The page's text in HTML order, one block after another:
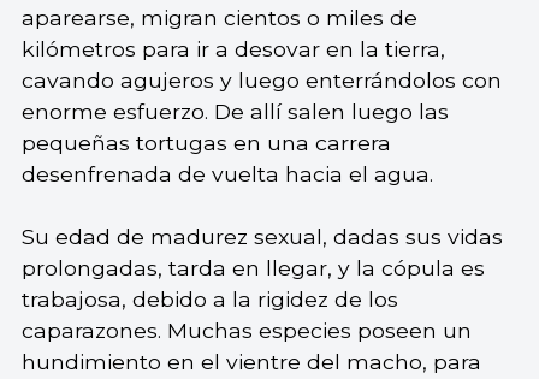
aparearse, migran cientos o miles de
kilómetros para ir a desovar en la tierra,
cavando agujeros y luego enterrándolos con
enorme esfuerzo. De allí salen luego las
pequeñas tortugas en una carrera
desenfrenada de vuelta hacia el agua.
Su edad de madurez sexual, dadas sus vidas
prolongadas, tarda en llegar, y la cópula es
trabajosa, debido a la rigidez de los
caparazones. Muchas especies poseen un
hundimiento en el vientre del macho, para